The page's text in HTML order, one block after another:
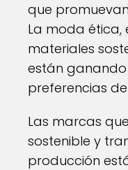
que
La moda ética,
materiales
están
preferencias
Las marcas
sostenible y
producción